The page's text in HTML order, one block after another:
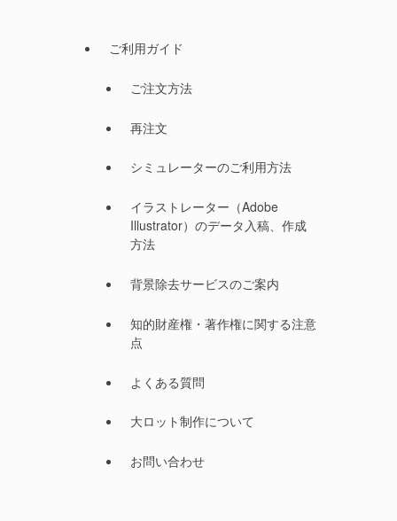
ご利用ガイド
ご注文方法
再注文
シミュレーターのご利用方法
イラストレーター（Adobe
Illustrator）のデータ入稿、作成
方法
背景除去サービスのご案内
知的財産権・著作権に関する注意
点
よくある質問
大ロット制作について
お問い合わせ